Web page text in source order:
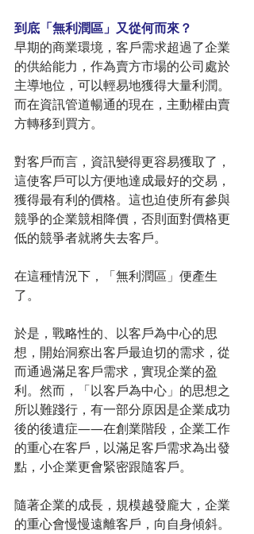
到底「無利潤區」又從何而來？
早期的商業環境，客戶需求超過了企業
的供給能力，作為賣方市場的公司處於
主導地位，可以輕易地獲得大量利潤。
而在資訊管道暢通的現在，主動權由賣
方轉移到買方。
對客戶而言，資訊變得更容易獲取了，
這使客戶可以方便地達成最好的交易，
獲得最有利的價格。這也迫使所有參與
競爭的企業競相降價，否則面對價格更
低的競爭者就將失去客戶。
在這種情況下，「無利潤區」便產生
了。
於是，戰略性的、以客戶為中心的思
想，開始洞察出客戶最迫切的需求，從
而通過滿足客戶需求，實現企業的盈
利。然而，「以客戶為中心」的思想之
所以難踐行，有一部分原因是企業成功
後的後遺症——在創業階段，企業工作
的重心在客戶，以滿足客戶需求為出發
點，小企業更會緊密跟隨客戶。
隨著企業的成長，規模越發龐大，企業
的重心會慢慢遠離客戶，向自身傾斜。